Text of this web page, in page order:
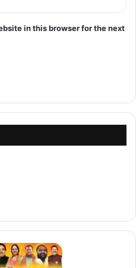
in this browser for the next